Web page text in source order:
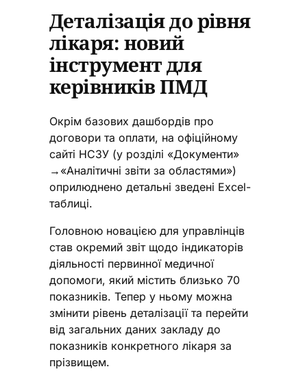
Деталізація до рівня
лікаря: новий
інструмент для
керівників ПМД
Окрім базових дашбордів про
договори та оплати, на офіційному
сайті НСЗУ (у розділі «Документи»
→«Аналітичні звіти за областями»)
оприлюднено детальні зведені Excel-
таблиці.
Головною новацією для управлінців
став окремий звіт щодо індикаторів
діяльності первинної медичної
допомоги, який містить близько 70
показників. Тепер у ньому можна
змінити рівень деталізації та перейти
від загальних даних закладу до
показників конкретного лікаря за
прізвищем.